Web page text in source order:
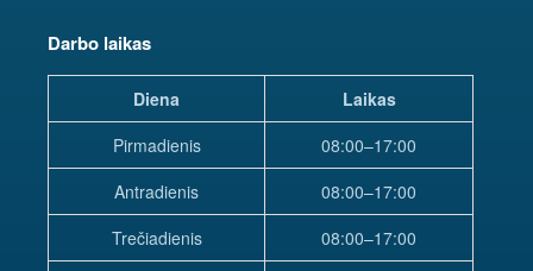
Darbo laikas
Diena
Laikas
Pirmadienis
08:00–17:00
Antradienis
08:00–17:00
Trečiadienis
08:00–17:00